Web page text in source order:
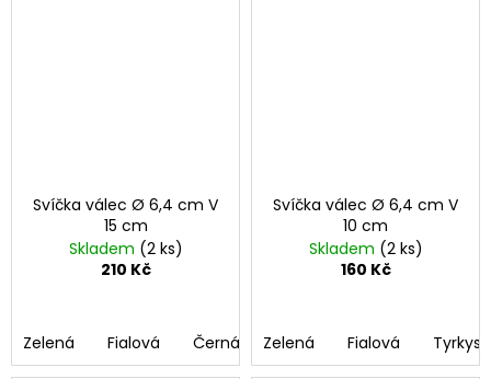
Svíčka válec Ø 6,4 cm V
15 cm
Skladem (2 ks)
210 Kč
Zelená Fialová Černá Bordó Růžová Bílá
Svíčka válec Ø 6,4 cm V
10 cm
Skladem (2 ks)
160 Kč
Zelená Fialová
9,6
CM